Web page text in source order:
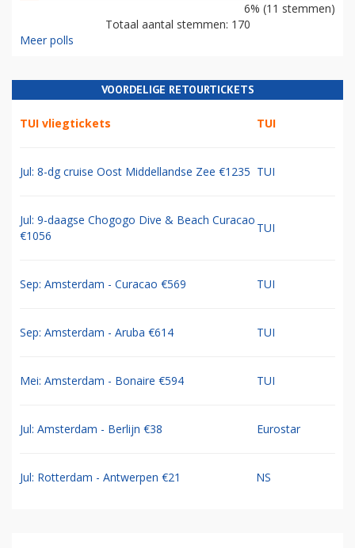
6% (11 stemmen)
Totaal aantal stemmen: 170
Meer polls
VOORDELIGE RETOURTICKETS
TUI vliegtickets TUI
Jul: 8-dg cruise Oost Middellandse Zee €1235 TUI
Jul: 9-daagse Chogogo Dive & Beach Curacao
€1056
TUI
Sep: Amsterdam - Curacao €569 TUI
Sep: Amsterdam - Aruba €614 TUI
Mei: Amsterdam - Bonaire €594 TUI
Jul: Amsterdam - Berlijn €38 Eurostar
Jul: Rotterdam - Antwerpen €21 NS